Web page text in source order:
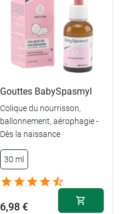
Gouttes BabySpasmyl
Colique du nourrisson,
ballonnement, aérophagie -
Dès la naissance
30 ml
6,98 €